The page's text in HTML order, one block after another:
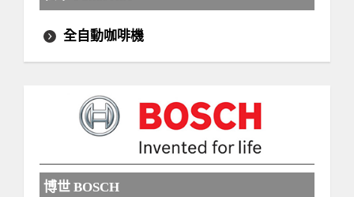
全自動咖啡機
博世 BOSCH